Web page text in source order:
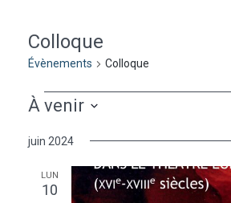
Colloque
Évènements Colloque
Évènements
À venir
une
juin 2024
LUN
10